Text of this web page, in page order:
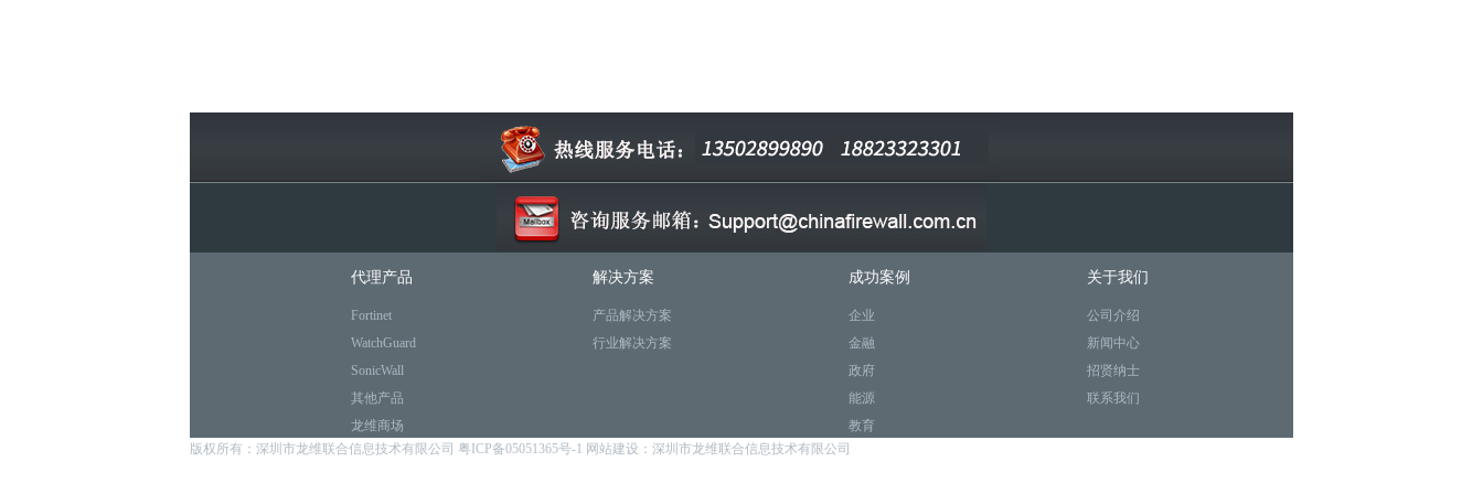
代理产品
Fortinet
WatchGuard
SonicWall
其他产品
龙维商场
解决方案
产品解决方案
行业解决方案
成功案例
企业
金融
政府
能源
教育
关于我们
公司介绍
新闻中心
招贤纳士
联系我们
版权所有：深圳市龙维联合信息技术有限公司 粤ICP备05051365号-1 网站建设：深圳市龙维联合信息技术有限公司